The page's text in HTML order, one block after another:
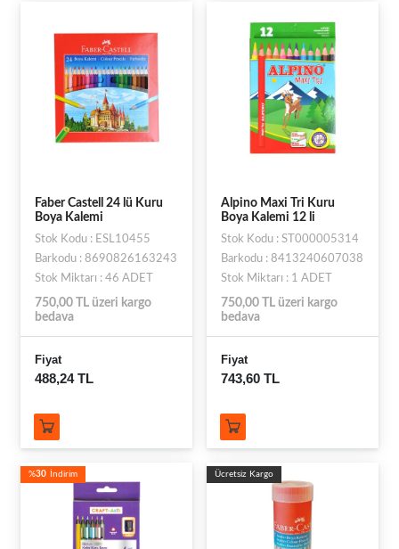
Faber Castell 24 lü Kuru
Boya Kalemi
Stok Kodu : ESL10455
Barkodu : 8690826163243
Stok Miktarı : 46 ADET
750,00 TL üzeri kargo
bedava
Fiyat
488,24 TL
Alpino Maxi Tri Kuru
Boya Kalemi 12 li
Stok Kodu : ST000005314
Barkodu : 8413240607038
Stok Miktarı : 1 ADET
750,00 TL üzeri kargo
bedava
Fiyat
743,60 TL
%30 İndirim Ücretsiz Kargo